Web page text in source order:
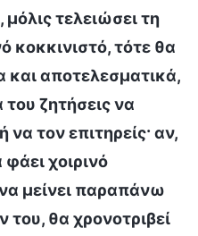
μόλις τελειώσει τη
κοκκινιστό, τότε θα
και αποτελεσματικά,
του ζητήσεις να
να τον επιτηρείς· αν,
χοιρινό
μείνει παραπάνω
του, θα χρονοτριβεί